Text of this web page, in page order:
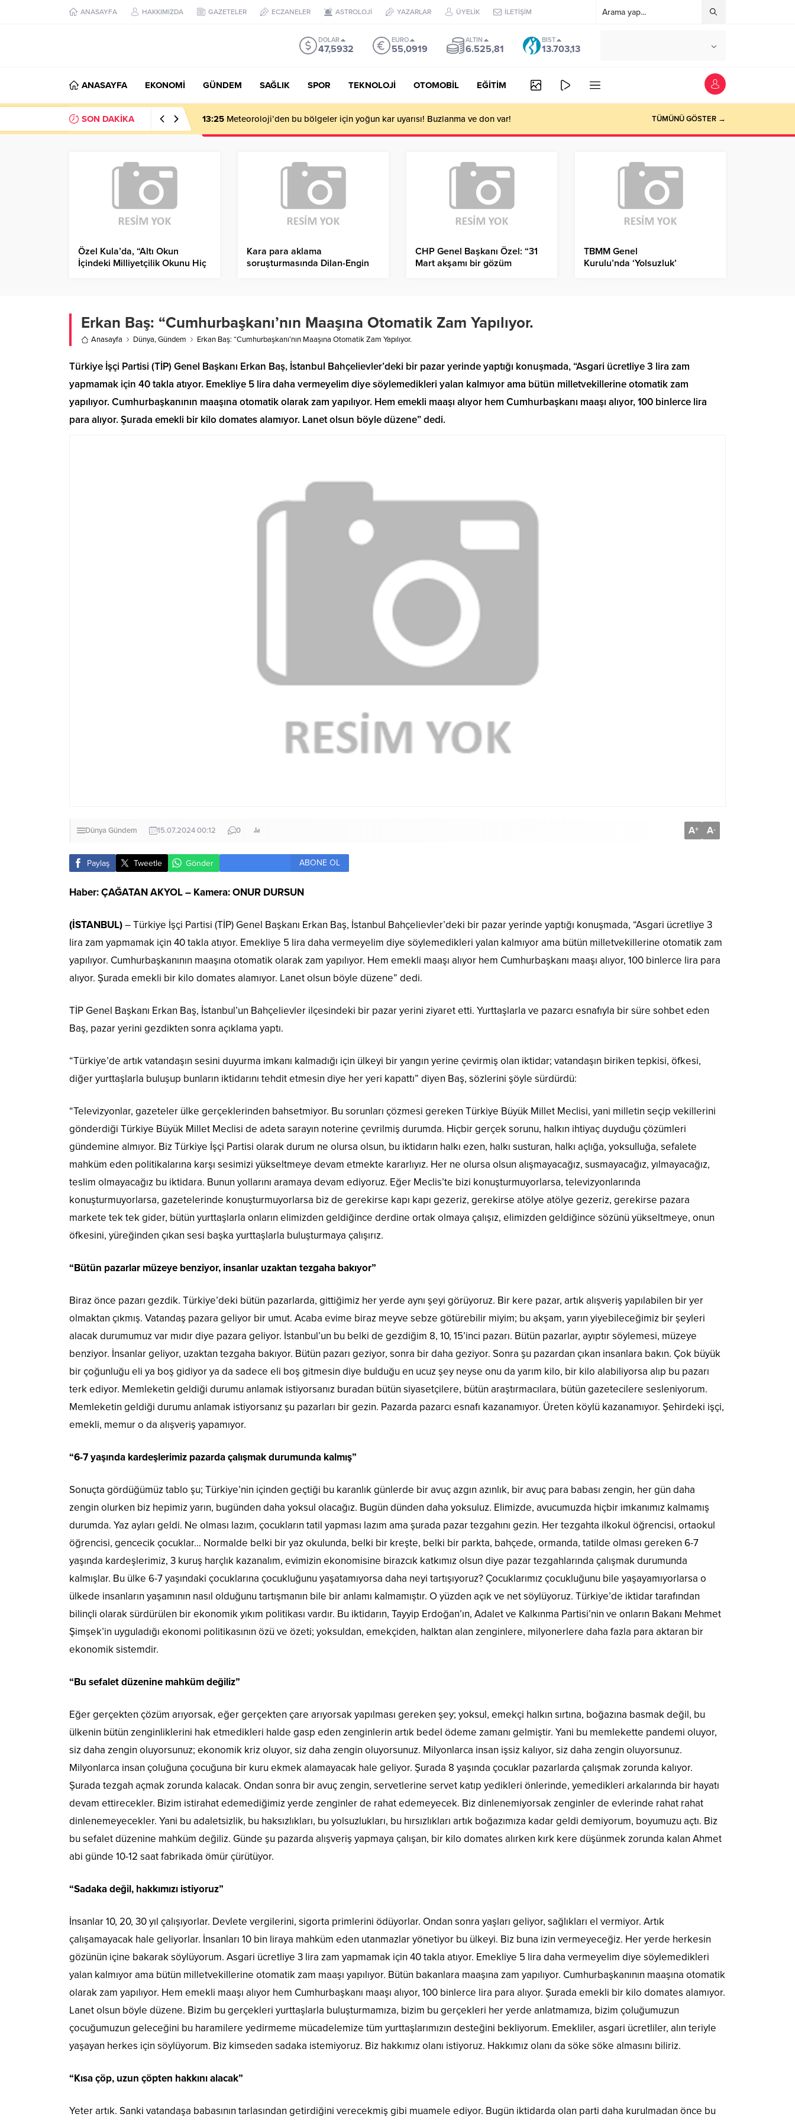
ANASAYFA HAKKIMIZDA GAZETELER ECZANELER ASTROLOJİ YAZARLAR ÜYELİK İLETİŞİM
DOLAR
47,5932
EURO
55,0919
ALTIN
6.525,81
BIST
13.703,13
ANASAYFA EKONOMİ GÜNDEM SAĞLIK SPOR TEKNOLOJİ OTOMOBİL EĞİTİM
SON DAKİKA 13:25 Meteoroloji’den bu bölgeler için yoğun kar uyarısı! Buzlanma ve don var! TÜMÜNÜ GÖSTER →
Özel Kula’da, “Altı Okun
İçindeki Milliyetçilik Okunu Hiç
Kara para aklama
soruşturmasında Dilan-Engin
CHP Genel Başkanı Özel: “31
Mart akşamı bir gözüm
TBMM Genel
Kurulu’nda ‘Yolsuzluk’
Erkan Baş: “Cumhurbaşkanı’nın Maaşına Otomatik Zam Yapılıyor.
Anasayfa Dünya,Gündem Erkan Baş: “Cumhurbaşkanı’nın Maaşına Otomatik Zam Yapılıyor.
Türkiye İşçi Partisi (TİP) Genel Başkanı Erkan Baş, İstanbul Bahçelievler’deki bir pazar yerinde yaptığı konuşmada, “Asgari ücretliye 3 lira zam
yapmamak için 40 takla atıyor. Emekliye 5 lira daha vermeyelim diye söylemedikleri yalan kalmıyor ama bütün milletvekillerine otomatik zam
yapılıyor. Cumhurbaşkanının maaşına otomatik olarak zam yapılıyor. Hem emekli maaşı alıyor hem Cumhurbaşkanı maaşı alıyor, 100 binlerce lira
para alıyor. Şurada emekli bir kilo domates alamıyor. Lanet olsun böyle düzene” dedi.
Dünya Gündem 15.07.2024 00:12 0 A+ A-
Paylaş Tweetle Gönder ABONE OL
Haber: ÇAĞATAN AKYOL – Kamera: ONUR DURSUN
(İSTANBUL)– Türkiye İşçi Partisi (TİP) Genel Başkanı Erkan Baş, İstanbul Bahçelievler’deki bir pazar yerinde yaptığı konuşmada, “Asgari ücretliye 3
lira zam yapmamak için 40 takla atıyor. Emekliye 5 lira daha vermeyelim diye söylemedikleri yalan kalmıyor ama bütün milletvekillerine otomatik zam
yapılıyor. Cumhurbaşkanının maaşına otomatik olarak zam yapılıyor. Hem emekli maaşı alıyor hem Cumhurbaşkanı maaşı alıyor, 100 binlerce lira para
alıyor. Şurada emekli bir kilo domates alamıyor. Lanet olsun böyle düzene” dedi.
TİP Genel Başkanı Erkan Baş, İstanbul’un Bahçelievler ilçesindeki bir pazar yerini ziyaret etti. Yurttaşlarla ve pazarcı esnafıyla bir süre sohbet eden
Baş, pazar yerini gezdikten sonra açıklama yaptı.
“Türkiye’de artık vatandaşın sesini duyurma imkanı kalmadığı için ülkeyi bir yangın yerine çevirmiş olan iktidar; vatandaşın biriken tepkisi, öfkesi,
diğer yurttaşlarla buluşup bunların iktidarını tehdit etmesin diye her yeri kapattı” diyen Baş, sözlerini şöyle sürdürdü:
“Televizyonlar, gazeteler ülke gerçeklerinden bahsetmiyor. Bu sorunları çözmesi gereken Türkiye Büyük Millet Meclisi, yani milletin seçip vekillerini
gönderdiği Türkiye Büyük Millet Meclisi de adeta sarayın noterine çevrilmiş durumda. Hiçbir gerçek sorunu, halkın ihtiyaç duyduğu çözümleri
gündemine almıyor. Biz Türkiye İşçi Partisi olarak durum ne olursa olsun, bu iktidarın halkı ezen, halkı susturan, halkı açlığa, yoksulluğa, sefalete
mahküm eden politikalarına karşı sesimizi yükseltmeye devam etmekte kararlıyız. Her ne olursa olsun alışmayacağız, susmayacağız, yılmayacağız,
teslim olmayacağız bu iktidara. Bunun yollarını aramaya devam ediyoruz. Eğer Meclis’te bizi konuşturmuyorlarsa, televizyonlarında
konuşturmuyorlarsa, gazetelerinde konuşturmuyorlarsa biz de gerekirse kapı kapı gezeriz, gerekirse atölye atölye gezeriz, gerekirse pazara
markete tek tek gider, bütün yurttaşlarla onların elimizden geldiğince derdine ortak olmaya çalışız, elimizden geldiğince sözünü yükseltmeye, onun
öfkesini, yüreğinden çıkan sesi başka yurttaşlarla buluşturmaya çalışırız.
“Bütün pazarlar müzeye benziyor, insanlar uzaktan tezgaha bakıyor”
Biraz önce pazarı gezdik. Türkiye’deki bütün pazarlarda, gittiğimiz her yerde aynı şeyi görüyoruz. Bir kere pazar, artık alışveriş yapılabilen bir yer
olmaktan çıkmış. Vatandaş pazara geliyor bir umut. Acaba evime biraz meyve sebze götürebilir miyim; bu akşam, yarın yiyebileceğimiz bir şeyleri
alacak durumumuz var mıdır diye pazara geliyor. İstanbul’un bu belki de gezdiğim 8, 10, 15’inci pazarı. Bütün pazarlar, ayıptır söylemesi, müzeye
benziyor. İnsanlar geliyor, uzaktan tezgaha bakıyor. Bütün pazarı geziyor, sonra bir daha geziyor. Sonra şu pazardan çıkan insanlara bakın. Çok büyük
bir çoğunluğu eli ya boş gidiyor ya da sadece eli boş gitmesin diye bulduğu en ucuz şey neyse onu da yarım kilo, bir kilo alabiliyorsa alıp bu pazarı
terk ediyor. Memleketin geldiği durumu anlamak istiyorsanız buradan bütün siyasetçilere, bütün araştırmacılara, bütün gazetecilere sesleniyorum.
Memleketin geldiği durumu anlamak istiyorsanız şu pazarları bir gezin. Pazarda pazarcı esnafı kazanamıyor. Üreten köylü kazanamıyor. Şehirdeki işçi,
emekli, memur o da alışveriş yapamıyor.
“6-7 yaşında kardeşlerimiz pazarda çalışmak durumunda kalmış”
Sonuçta gördüğümüz tablo şu; Türkiye’nin içinden geçtiği bu karanlık günlerde bir avuç azgın azınlık, bir avuç para babası zengin, her gün daha
zengin olurken biz hepimiz yarın, bugünden daha yoksul olacağız. Bugün dünden daha yoksuluz. Elimizde, avucumuzda hiçbir imkanımız kalmamış
durumda. Yaz ayları geldi. Ne olması lazım, çocukların tatil yapması lazım ama şurada pazar tezgahını gezin. Her tezgahta ilkokul öğrencisi, ortaokul
öğrencisi, gencecik çocuklar… Normalde belki bir yaz okulunda, belki bir kreşte, belki bir parkta, bahçede, ormanda, tatilde olması gereken 6-7
yaşında kardeşlerimiz, 3 kuruş harçlık kazanalım, evimizin ekonomisine birazcık katkımız olsun diye pazar tezgahlarında çalışmak durumunda
kalmışlar. Bu ülke 6-7 yaşındaki çocuklarına çocukluğunu yaşatamıyorsa daha neyi tartışıyoruz? Çocuklarımız çocukluğunu bile yaşayamıyorlarsa o
ülkede insanların yaşamının nasıl olduğunu tartışmanın bile bir anlamı kalmamıştır. O yüzden açık ve net söylüyoruz. Türkiye’de iktidar tarafından
bilinçli olarak sürdürülen bir ekonomik yıkım politikası vardır. Bu iktidarın, Tayyip Erdoğan’ın, Adalet ve Kalkınma Partisi’nin ve onların Bakanı Mehmet
Şimşek’in uyguladığı ekonomi politikasının özü ve özeti; yoksuldan, emekçiden, halktan alan zenginlere, milyonerlere daha fazla para aktaran bir
ekonomik sistemdir.
“Bu sefalet düzenine mahküm değiliz”
Eğer gerçekten çözüm arıyorsak, eğer gerçekten çare arıyorsak yapılması gereken şey; yoksul, emekçi halkın sırtına, boğazına basmak değil, bu
ülkenin bütün zenginliklerini hak etmedikleri halde gasp eden zenginlerin artık bedel ödeme zamanı gelmiştir. Yani bu memlekette pandemi oluyor,
siz daha zengin oluyorsunuz; ekonomik kriz oluyor, siz daha zengin oluyorsunuz. Milyonlarca insan işsiz kalıyor, siz daha zengin oluyorsunuz.
Milyonlarca insan çoluğuna çocuğuna bir kuru ekmek alamayacak hale geliyor. Şurada 8 yaşında çocuklar pazarlarda çalışmak zorunda kalıyor.
Şurada tezgah açmak zorunda kalacak. Ondan sonra bir avuç zengin, servetlerine servet katıp yedikleri önlerinde, yemedikleri arkalarında bir hayatı
devam ettirecekler. Bizim istirahat edemediğimiz yerde zenginler de rahat edemeyecek. Biz dinlenemiyorsak zenginler de evlerinde rahat rahat
dinlenemeyecekler. Yani bu adaletsizlik, bu haksızlıkları, bu yolsuzlukları, bu hırsızlıkları artık boğazımıza kadar geldi demiyorum, boyumuzu açtı. Biz
bu sefalet düzenine mahküm değiliz. Günde şu pazarda alışveriş yapmaya çalışan, bir kilo domates alırken kırk kere düşünmek zorunda kalan Ahmet
abi günde 10-12 saat fabrikada ömür çürütüyor.
“Sadaka değil, hakkımızı istiyoruz”
İnsanlar 10, 20, 30 yıl çalışıyorlar. Devlete vergilerini, sigorta primlerini ödüyorlar. Ondan sonra yaşları geliyor, sağlıkları el vermiyor. Artık
çalışamayacak hale geliyorlar. İnsanları 10 bin liraya mahküm eden utanmazlar yönetiyor bu ülkeyi. Biz buna izin vermeyeceğiz. Her yerde herkesin
gözünün içine bakarak söylüyorum. Asgari ücretliye 3 lira zam yapmamak için 40 takla atıyor. Emekliye 5 lira daha vermeyelim diye söylemedikleri
yalan kalmıyor ama bütün milletvekillerine otomatik zam maaşı yapılıyor. Bütün bakanlara maaşına zam yapılıyor. Cumhurbaşkanının maaşına otomatik
olarak zam yapılıyor. Hem emekli maaşı alıyor hem Cumhurbaşkanı maaşı alıyor, 100 binlerce lira para alıyor. Şurada emekli bir kilo domates alamıyor.
Lanet olsun böyle düzene. Bizim bu gerçekleri yurttaşlarla buluşturmamıza, bizim bu gerçekleri her yerde anlatmamıza, bizim çoluğumuzun
çocuğumuzun geleceğini bu haramilere yedirmeme mücadelemize tüm yurttaşlarımızın desteğini bekliyorum. Emekliler, asgari ücretliler, alın teriyle
yaşayan herkes için söylüyorum. Biz kimseden sadaka istemiyoruz. Biz hakkımız olanı istiyoruz. Hakkımız olanı da söke söke almasını biliriz.
“Kısa çöp, uzun çöpten hakkını alacak”
Yeter artık. Sanki vatandaşa babasının tarlasından getirdiğini verecekmiş gibi muamele ediyor. Bugün iktidarda olan parti daha kurulmadan önce bu